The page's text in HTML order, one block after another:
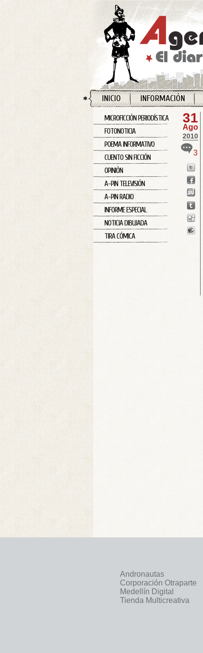
INICIO INFORMACIÓN
MICROFICCIÓN PERIODÍSTICA
FOTONOTICIA
POEMA INFORMATIVO
CUENTO SIN FICCIÓN
OPINIÓN
A-PIN TELEVISIÓN
A-PIN RADIO
INFORME ESPECIAL
NOTICIA DIBUJADA
TIRA CÓMICA
31
Ago
2010
3
Andronautas
Corporación Otraparte
Medellín Digital
Tienda Multicreativa